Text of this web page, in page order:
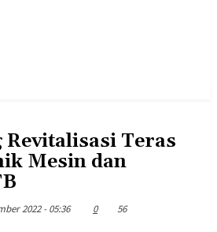
Teras
Mesin dan
2022 - 05:36 0 56